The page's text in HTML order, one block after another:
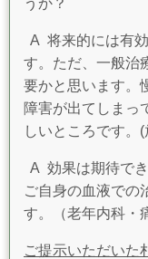
うか？
A 将来的には有
す。ただ、一般治
要かと思います。
障害が出てしまっ
しいところです。(
A 効果は期待で
ご自身の血液での
す。（老年内科・
ご提示いただいた